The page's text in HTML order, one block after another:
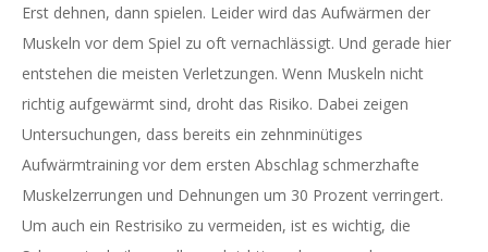
Erst dehnen, dann spielen. Leider wird das Aufwärmen der
Muskeln vor dem Spiel zu oft vernachlässigt. Und gerade hier
entstehen die meisten Verletzungen. Wenn Muskeln nicht
richtig aufgewärmt sind, droht das Risiko. Dabei zeigen
Untersuchungen, dass bereits ein zehnminütiges
Aufwärmtraining vor dem ersten Abschlag schmerzhafte
Muskelzerrungen und Dehnungen um 30 Prozent verringert.
Um auch ein Restrisiko zu vermeiden, ist es wichtig, die